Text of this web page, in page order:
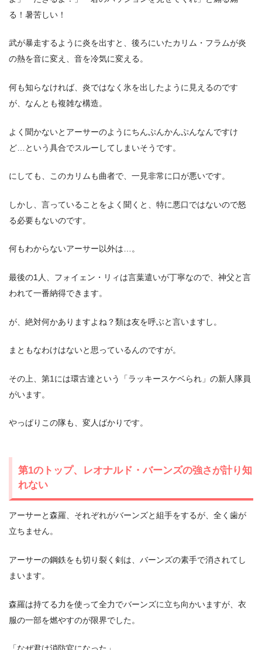
る！暑苦しい！
武が暴走するように炎を出すと、後ろにいたカリム・フラムが炎
の熱を音に変え、音を冷気に変える。
何も知らなければ、炎ではなく氷を出したように見えるのです
が、なんとも複雑な構造。
よく聞かないとアーサーのようにちんぷんかんぷんなんですけ
ど…という具合でスルーしてしまいそうです。
にしても、このカリムも曲者で、一見非常に口が悪いです。
しかし、言っていることをよく聞くと、特に悪口ではないので怒
る必要もないのです。
何もわからないアーサー以外は…。
最後の1人、フォイェン・リィは言葉遣いが丁寧なので、神父と言
われて一番納得できます。
が、絶対何かありますよね？類は友を呼ぶと言いますし。
まともなわけはないと思っているんのですが。
その上、第1には環古達という「ラッキースケベられ」の新人隊員
がいます。
やっぱりこの隊も、変人ばかりです。
第1のトップ、レオナルド・バーンズの強さが計り知
れない
アーサーと森羅、それぞれがバーンズと組手をするが、全く歯が
立ちません。
アーサーの鋼鉄をも切り裂く剣は、バーンズの素手で消されてし
まいます。
森羅は持てる力を使って全力でバーンズに立ち向かいますが、衣
服の一部を燃やすのが限界でした。